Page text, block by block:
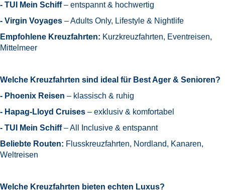
- TUI Mein Schiff– entspannt & hochwertig
- Virgin Voyages – Adults Only, Lifestyle & Nightlife
Empfohlene Kreuzfahrten: Kurzkreuzfahrten, Eventreisen,
Mittelmeer
Welche Kreuzfahrten sind ideal für Best Ager & Senioren?
- Phoenix Reisen – klassisch & ruhig
- Hapag-Lloyd Cruises – exklusiv & komfortabel
- TUI Mein Schiff– All Inclusive & entspannt
Beliebte Routen: Flusskreuzfahrten, Nordland, Kanaren,
Weltreisen
Welche Kreuzfahrten bieten echten Luxus?